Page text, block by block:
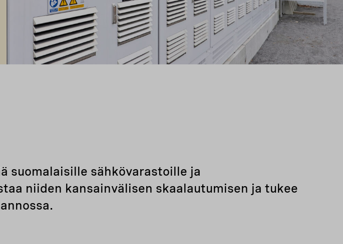
suomalaisille sähkövarastoille ja
niiden kansainvälisen skaalautumisen ja tukee